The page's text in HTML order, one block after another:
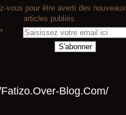
vous pour être averti des nouveaux
articles publiés.
Fatizo.over-Blog.com/